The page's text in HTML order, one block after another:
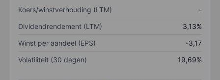
Koers/winstverhouding (LTM)
-
Dividendrendement (LTM)
3,13%
Winst per aandeel (EPS)
-3,17
Volatiliteit (30 dagen)
19,69%